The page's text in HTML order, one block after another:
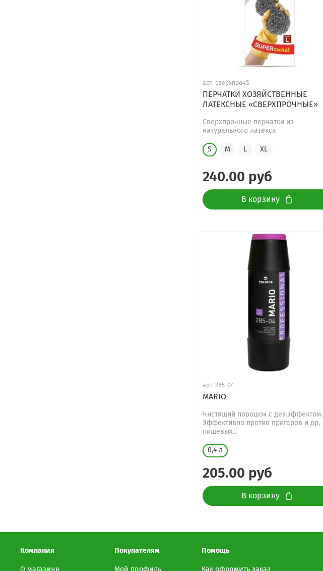
арт.сверхпрочS
ПЕРЧАТКИ ХОЗЯЙСТВЕННЫЕ
ЛАТЕКСНЫЕ «СВЕРХПРОЧНЫЕ»
Сверхпрочные перчатки из
натурального латекса
S M L XL
240.00 руб
В корзину
арт.285-04
MARIO
Чистящий порошок с дез.эффектом.
Эффективно против пригаров и др.
пищевых...
0,4 л
205.00 руб
В корзину
Компания Покупателям Помощь